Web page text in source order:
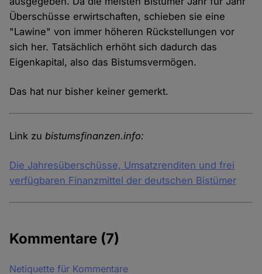
Überschüsse erwirtschaften, schieben sie eine
"Lawine" von immer höheren Rückstellungen vor
sich her. Tatsächlich erhöht sich dadurch das
Eigenkapital, also das Bistumsvermögen.
Das hat nur bisher keiner gemerkt.
Link zubistumsfinanzen.info:
Die Jahresüberschüsse, Umsatzrenditen und frei
verfügbaren Finanzmittel der deutschen Bistümer
Kommentare (7)
Netiquette für Kommentare